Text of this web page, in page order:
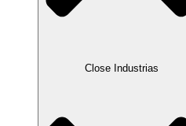
Close Industrias